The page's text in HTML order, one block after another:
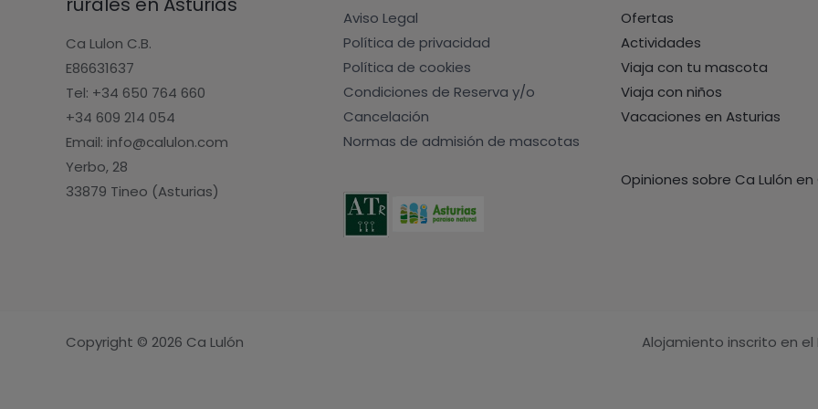
Ca Lulon C.B.
E86631637
Tel: +34 650 764 660
+34 609 214 054
Email: info@calulon.com
Yerbo, 28
33879 Tineo (Asturias)
Aviso Legal
Política de privacidad
Política de cookies
Condiciones de Reserva y/o
Cancelación
Normas de admisión de mascotas
Ofertas
Actividades
Viaja con tu mascota
Viaja con niños
Vacaciones en Asturias
Opiniones sobre Ca Lulón
Copyright © 2026 Ca Lulón Alojamiento inscrito en